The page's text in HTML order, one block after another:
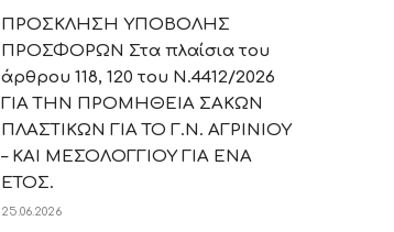
ΠΡΟΣΚΛΗΣΗ ΥΠΟΒΟΛΗΣ
ΠΡΟΣΦΟΡΩΝ Στα πλαίσια του
άρθρου 118, 120 του Ν.4412/2026
ΓΙΑ ΤΗΝ ΠΡΟΜΗΘΕΙΑ ΣΑΚΩΝ
ΠΛΑΣΤΙΚΩΝ ΓΙΑ ΤΟ Γ.Ν. ΑΓΡΙΝΙΟΥ
– ΚΑΙ ΜΕΣΟΛΟΓΓΙΟΥ ΓΙΑ ΕΝΑ
ΕΤΟΣ.
25.06.2026